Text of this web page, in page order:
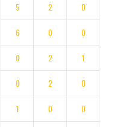
5 2 0
6 0 0
0 2 1
0 2 0
1 0 0